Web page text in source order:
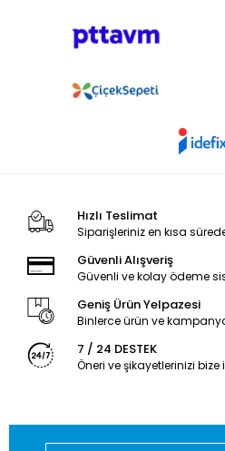
Hızlı Teslimat
Siparişleriniz en kısa
Güvenli Alışveriş
Güvenli ve kolay ödeme
Geniş Ürün Yelpazesi
Binlerce ürün ve
7 / 24 DESTEK
Öneri ve şikayetlerinizi bize